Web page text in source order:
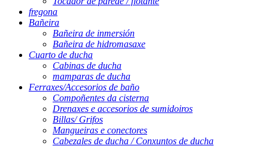
fregona
Bañeira
Bañeira de inmersión
Bañeira de hidromasaxe
Cuarto de ducha
Cabinas de ducha
mamparas de ducha
Ferraxes/Accesorios de baño
Compoñentes da cisterna
Drenaxes e accesorios de sumidoiros
Billas/ Grifos
Mangueiras e conectores
Cabezales de ducha / Conxuntos de ducha